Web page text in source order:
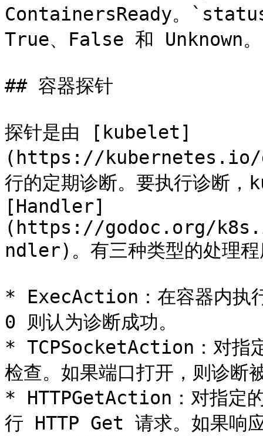
ContainersReady。
True、False 和 Unknown。
## 容器探针
探针是由 [kubelet]
(https://kubernetes.io/
行的定期诊断。要执行诊断
[Handler]
(https://godoc.org/
ndler)。有三种类型的处理程
* ExecAction：在容器内执
0 则认为诊断成功。
* TCPSocketAction：对指
检查。如果端口打开，则诊断
* HTTPGetAction：对指定
行 HTTP Get 请求。如果响